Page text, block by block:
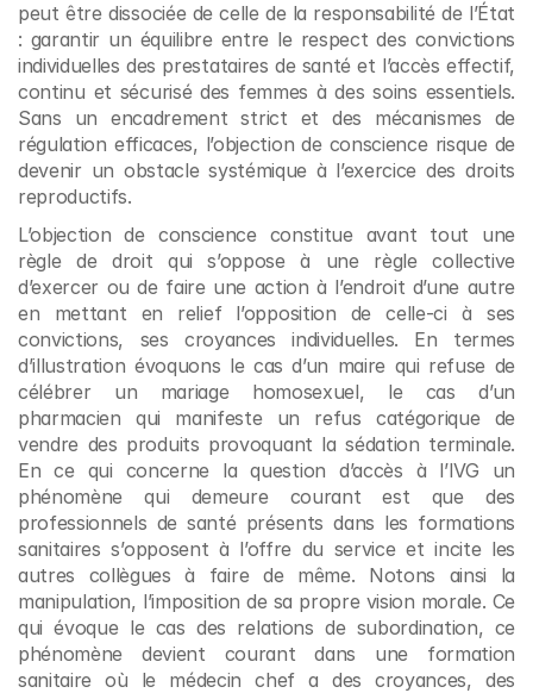
peut être dissociée de celle de la responsabilité de l’État
: garantir un équilibre entre le respect des convictions
individuelles des prestataires de santé et l’accès effectif,
continu et sécurisé des femmes à des soins essentiels.
Sans un encadrement strict et des mécanismes de
régulation efficaces, l’objection de conscience risque de
devenir un obstacle systémique à l’exercice des droits
reproductifs.
L’objection de conscience constitue avant tout une
règle de droit qui s’oppose à une règle collective
d’exercer ou de faire une action à l’endroit d’une autre
en mettant en relief l’opposition de celle-ci à ses
convictions, ses croyances individuelles. En termes
d’illustration évoquons le cas d’un maire qui refuse de
célébrer un mariage homosexuel, le cas d’un
pharmacien qui manifeste un refus catégorique de
vendre des produits provoquant la sédation terminale.
En ce qui concerne la question d’accès à l’IVG un
phénomène qui demeure courant est que des
professionnels de santé présents dans les formations
sanitaires s’opposent à l’offre du service et incite les
autres collègues à faire de même. Notons ainsi la
manipulation, l’imposition de sa propre vision morale. Ce
qui évoque le cas des relations de subordination, ce
phénomène devient courant dans une formation
sanitaire où le médecin chef a des croyances, des